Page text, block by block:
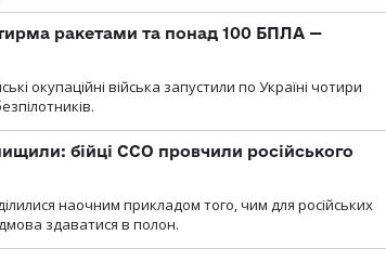
ракетами та понад 100 БПЛА —
окупаційні війська запустили по Україні чотири
бійці ССО провчили російського
наочним прикладом того, чим для російських
здаватися в полон.